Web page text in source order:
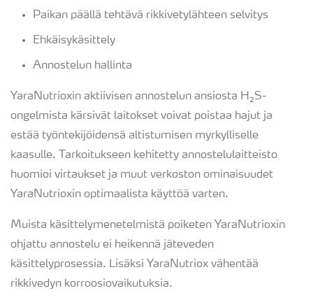
Paikan päällä tehtävä rikkivetylähteen selvitys
Ehkäisykäsittely
Annostelun hallinta
YaraNutrioxin aktiivisen annostelun ansiosta H₂S-
ongelmista kärsivät laitokset voivat poistaa hajut ja
estää työntekijöidensä altistumisen myrkylliselle
kaasulle. Tarkoitukseen kehitetty annostelulaitteisto
huomioi virtaukset ja muut verkoston ominaisuudet
YaraNutrioxin optimaalista käyttöä varten.
Muista käsittelymenetelmistä poiketen YaraNutrioxin
ohjattu annostelu ei heikennä jäteveden
käsittelyprosessia. Lisäksi YaraNutriox vähentää
rikkivedyn korroosiovaikutuksia.